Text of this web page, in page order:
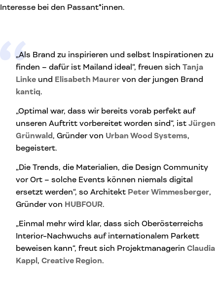
Interesse bei den Passant*innen.
„Als Brand zu inspirieren und selbst Inspirationen zu
finden – dafür ist Mailand ideal“, freuen sich Tanja
Linke und Elisabeth Maurer von der jungen Brand
kantiq.
„Optimal war, dass wir bereits vorab perfekt auf
unseren Auftritt vorbereitet worden sind“, ist Jürgen
Grünwald , Gründer von Urban Wood Systems,
begeistert.
„Die Trends, die Materialien, die Design Community
vor Ort – solche Events können niemals digital
ersetzt werden“, so Architekt Peter Wimmesberger,
Gründer von HUBFOUR.
„Einmal mehr wird klar, dass sich Oberösterreichs
Interior-Nachwuchs auf internationalem Parkett
beweisen kann“, freut sich Projektmanagerin Claudia
Kappl , Creative Region.